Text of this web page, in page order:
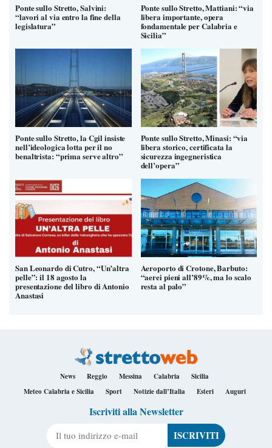
Ponte sullo Stretto, Salvini:
“lavori al via entro la fine della
legislatura”
Ponte sullo Stretto, Mattiani: “via
libera importante, opera
fondamentale per Calabria e
Sicilia”
Ponte sullo Stretto, la Cgil insiste
nell’ideologica lotta per il no
benaltrista: “prima serve altro”
Ponte sullo Stretto, Minasi: “via
libera storico, certificata la
sicurezza ingegneristica
dell’opera”
San Leonardo di Cutro, “Un’altra
pelle”: il 18 agosto la
presentazione del libro di Antonio
Anastasi
Aeroporto di Crotone, Barbuto:
“aerei pieni all’89%, ma lo scalo
resta al palo”
News Reggio Messina Calabria
Sicilia
Meteo Calabria e Sicilia
Sport Notizie dall’Italia Esteri Auguri
Iscriviti alla Newsletter